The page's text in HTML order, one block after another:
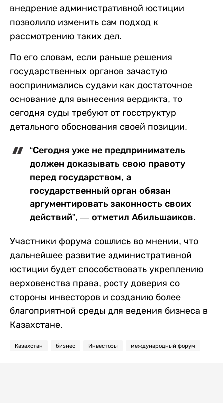
внедрение административной юстиции
позволило изменить сам подход к
рассмотрению таких дел.
По его словам, если раньше решения
государственных органов зачастую
воспринимались судами как достаточное
основание для вынесения вердикта, то
сегодня суды требуют от госструктур
детального обоснования своей позиции.
“Сегодня уже не предприниматель
должен доказывать свою правоту
перед государством, а
государственный орган обязан
аргументировать законность своих
действий”, — отметил Абильшаиков.
Участники форума сошлись во мнении, что
дальнейшее развитие административной
юстиции будет способствовать укреплению
верховенства права, росту доверия со
стороны инвесторов и созданию более
благоприятной среды для ведения бизнеса в
Казахстане.
Казахстан бизнес Инвесторы международный форум